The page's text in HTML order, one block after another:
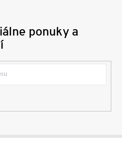
ponuky a